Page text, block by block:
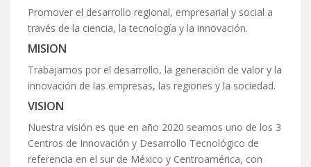
Promover el desarrollo regional, empresarial y social a
través de la ciencia, la tecnología y la innovación.
MISION
Trabajamos por el desarrollo, la generación de valor y la
innovación de las empresas, las regiones y la sociedad.
VISION
Nuestra visión es que en año 2020 seamos uno de los 3
Centros de Innovación y Desarrollo Tecnológico de
referencia en el sur de México y Centroamérica, con